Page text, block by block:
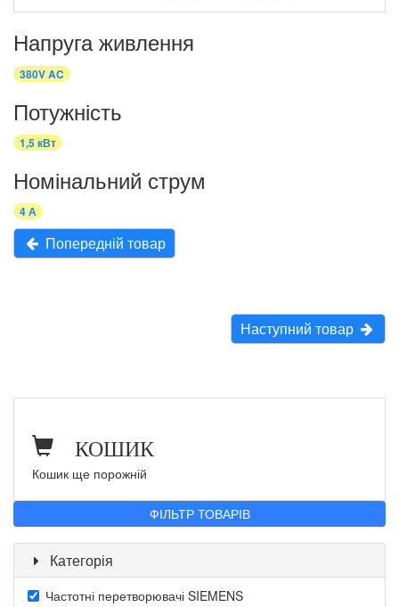
Напруга живлення
380V AC
Потужність
1,5 кВт
Номінальний струм
4 А
Попередній товар
Наступний товар
КОШИК
Кошик ще порожній
ФІЛЬТР ТОВАРІВ
Категорія
Частотні перетворювачі SIEMENS